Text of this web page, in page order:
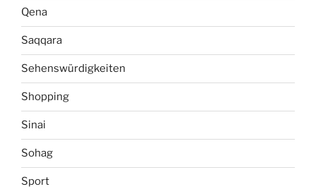
Qena
Saqqara
Sehenswürdigkeiten
Shopping
Sinai
Sohag
Sport